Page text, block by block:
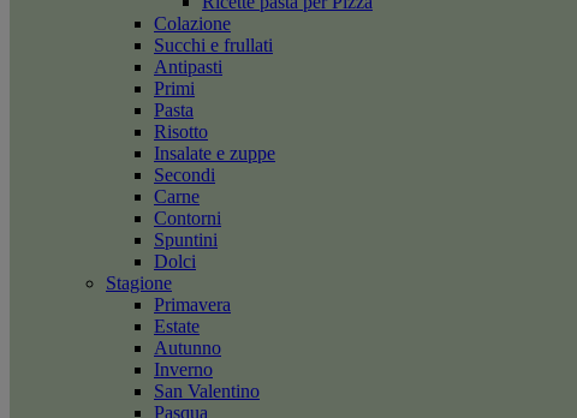
Colazione
Succhi e frullati
Antipasti
Primi
Pasta
Risotto
Insalate e zuppe
Secondi
Carne
Contorni
Spuntini
Dolci
Stagione
Primavera
Estate
Autunno
Inverno
San Valentino
Pasqua